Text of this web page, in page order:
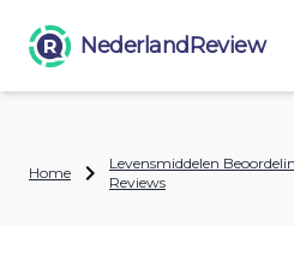
NederlandReview
Home
Levensmiddelen
Reviews